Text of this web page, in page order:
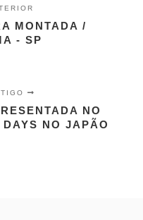
MONTADA /
- SP
NO
NO JAPÃO